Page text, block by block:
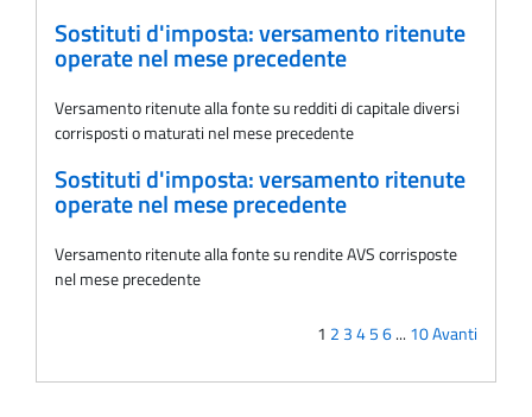
Sostituti d'imposta: versamento ritenute
operate nel mese precedente
Versamento ritenute alla fonte su redditi di capitale diversi
corrisposti o maturati nel mese precedente
Sostituti d'imposta: versamento ritenute
operate nel mese precedente
Versamento ritenute alla fonte su rendite AVS corrisposte
nel mese precedente
1 2 3456... 10Avanti